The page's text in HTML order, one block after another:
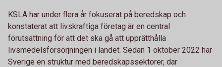
KSLA har under flera år fokuserat på beredskap och
konstaterat att livskraftiga företag är en central
förutsättning för att det ska gå att upprätthålla
livsmedelsförsörjningen i landet. Sedan 1 oktober 2022 har
Sverige en struktur med beredskapssektorer, där